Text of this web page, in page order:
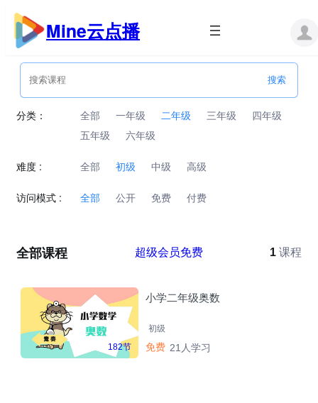
跳
内
Mine云点播
分类： 全部 一年级 二年级 三年级
四年级
五年级
六年级
难度 : 全部 初级 中级 高级
访问模式 : 全部 公开 免费 付费
全部课程 超级会员免费 1 课程
182节
小学二年级奥数
初级
免费 21人学习